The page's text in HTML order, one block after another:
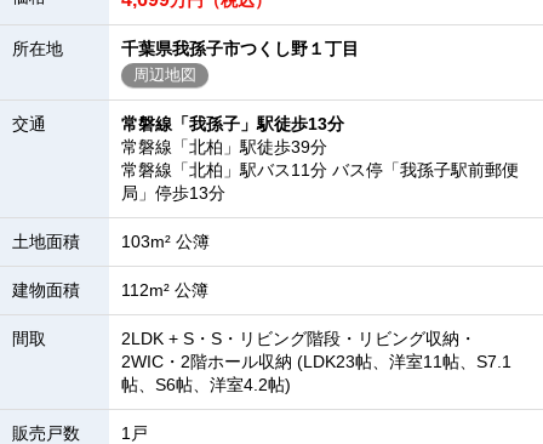
所在地 千葉県我孫子市つくし野１丁目
周辺地図
交通
常磐線「我孫子」駅徒歩13分
常磐線「北柏」駅徒歩39分
常磐線「北柏」駅バス11分 バス停「我孫子駅前郵便
局」停歩13分
土地面積 103m² 公簿
建物面積 112m² 公簿
間取
2LDK + S・S・リビング階段・リビング収納・
2WIC・2階ホール収納 (LDK23帖、洋室11帖、S7.1
帖、S6帖、洋室4.2帖)
販売戸数 1戸